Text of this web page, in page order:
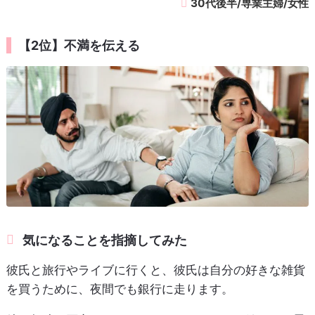
30代後半/専業主婦/女性
【2位】不満を伝える
気になることを指摘してみた
彼氏と旅行やライブに行くと、彼氏は自分の好きな雑貨
を買うために、夜間でも銀行に走ります。